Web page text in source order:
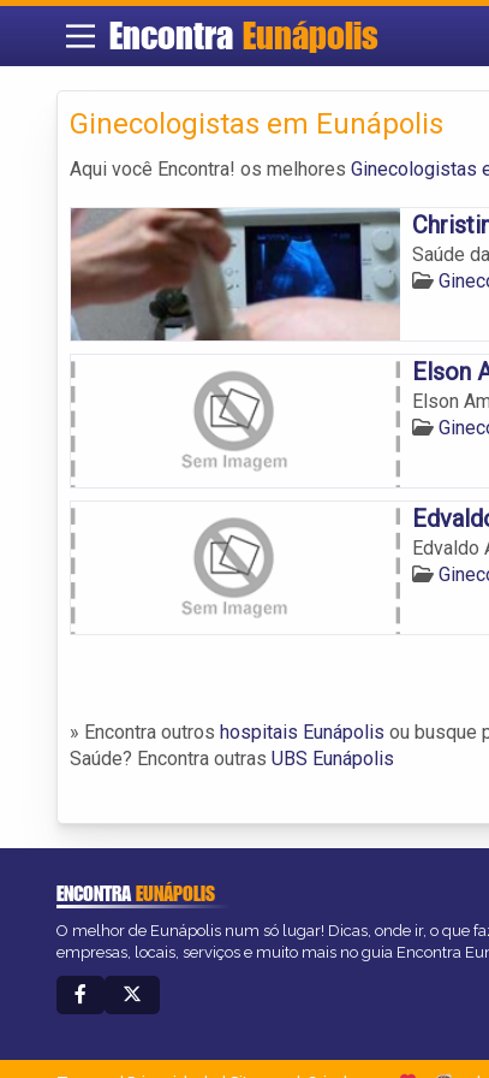
Encontra Eunápolis
Ginecologistas em Eunápolis
Aqui você Encontra! os melhores Ginecologistas
Saúde
Elson
Elson
Edvaldo
» Encontra outros hospitais Eunápolis ou busque
Saúde? Encontra outras UBS Eunápolis
ENCONTRAEUNÁPOLIS
O melhor de Eunápolis num só lugar! Dicas, onde ir, o que
empresas, locais, serviços e muito mais no guia Encontra